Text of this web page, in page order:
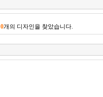
0개의 디자인을 찾았습니다.